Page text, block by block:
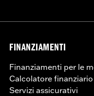
FINANZIAMENTI
Finanziamenti per le
Calcolatore finanziario
Servizi assicurativi